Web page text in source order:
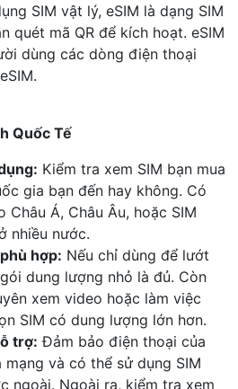
SIM vật lý, eSIM là dạng SIM
quét mã QR để kích hoạt. eSIM
dùng các dòng điện thoại
Quốc Tế
Kiểm tra xem SIM bạn mua
gia bạn đến hay không. Có
Châu Á, Châu Âu, hoặc SIM
nhiều nước.
hợp: Nếu chỉ dùng để lướt
dung lượng nhỏ là đủ. Còn
xem video hoặc làm việc
SIM có dung lượng lớn hơn.
trợ: Đảm bảo điện thoại của
và có thể sử dụng SIM
ngoài. Ngoài ra, kiểm tra xem